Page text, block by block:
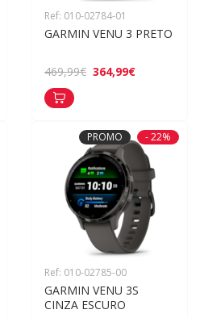
Ref: 010-02784-01
GARMIN VENU 3 PRETO
469,99€ 364,99€
PROMO - 22%
Ref: 010-02785-00
GARMIN VENU 3S
CINZA ESCURO